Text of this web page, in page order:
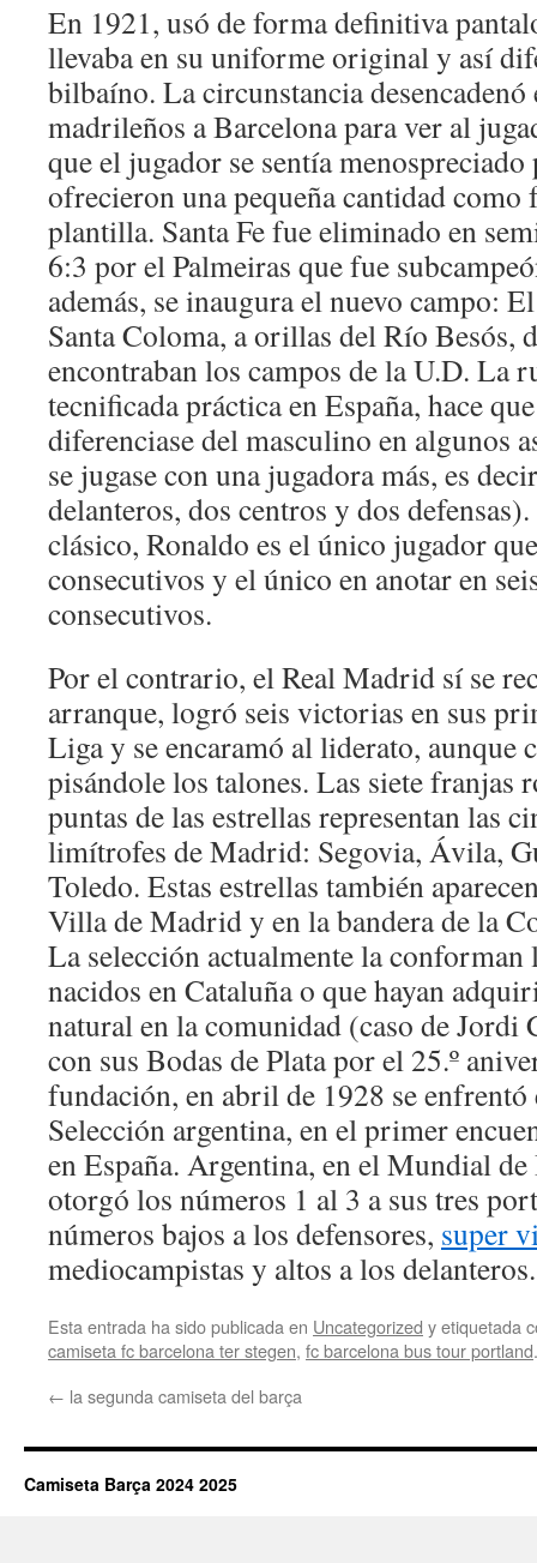
En 1921, usó de forma definitiva
llevaba en su uniforme original y así
bilbaíno. La circunstancia
madrileños a Barcelona para ver al
que el jugador se sentía
ofrecieron una pequeña cantidad
plantilla. Santa Fe fue eliminado en
6:3 por el Palmeiras que fue
además, se inaugura el nuevo campo:
Santa Coloma, a orillas del Río Besós,
encontraban los campos de la U.D. La
tecnificada práctica en España, hace
diferenciase del masculino en algunos
se jugase con una jugadora más, es
delanteros, dos centros y dos
clásico, Ronaldo es el único jugador
consecutivos y el único en anotar en
consecutivos.
Por el contrario, el Real Madrid sí se
arranque, logró seis victorias en sus
Liga y se encaramó al liderato, aunque
pisándole los talones. Las siete franjas
puntas de las estrellas representan las
limítrofes de Madrid: Segovia, Ávila,
Toledo. Estas estrellas también
Villa de Madrid y en la bandera de la
La selección actualmente la conforman
nacidos en Cataluña o que hayan
natural en la comunidad (caso de
con sus Bodas de Plata por el 25.º
fundación, en abril de 1928 se enfrentó
Selección argentina, en el primer
en España. Argentina, en el Mundial
otorgó los números 1 al 3 a sus tres
números bajos a los defensores, super
mediocampistas y altos a los delanteros.
Esta entrada ha sido publicada en Uncategorized y etiquetada
camiseta fc barcelona ter stegen, fc barcelona bus tour portland
← la segunda camiseta del barça
Camiseta Barça 2024 2025